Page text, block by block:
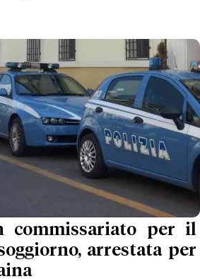
commissariato per il
arrestata per